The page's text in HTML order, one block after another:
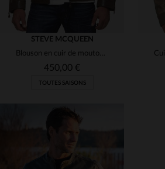
(2)
(1)
STEVE MCQUEEN
Blouson en cuir de mouton vert, souple et léger, style McQueen.
450,00 €
TOUTES SAISONS